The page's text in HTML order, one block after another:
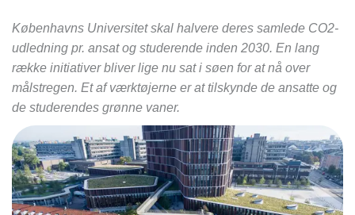
Københavns Universitet skal halvere deres samlede CO2-
udledning pr. ansat og studerende inden 2030. En lang
række initiativer bliver lige nu sat i søen for at nå over
målstregen. Et af værktøjerne er at tilskynde de ansatte og
de studerendes grønne vaner.